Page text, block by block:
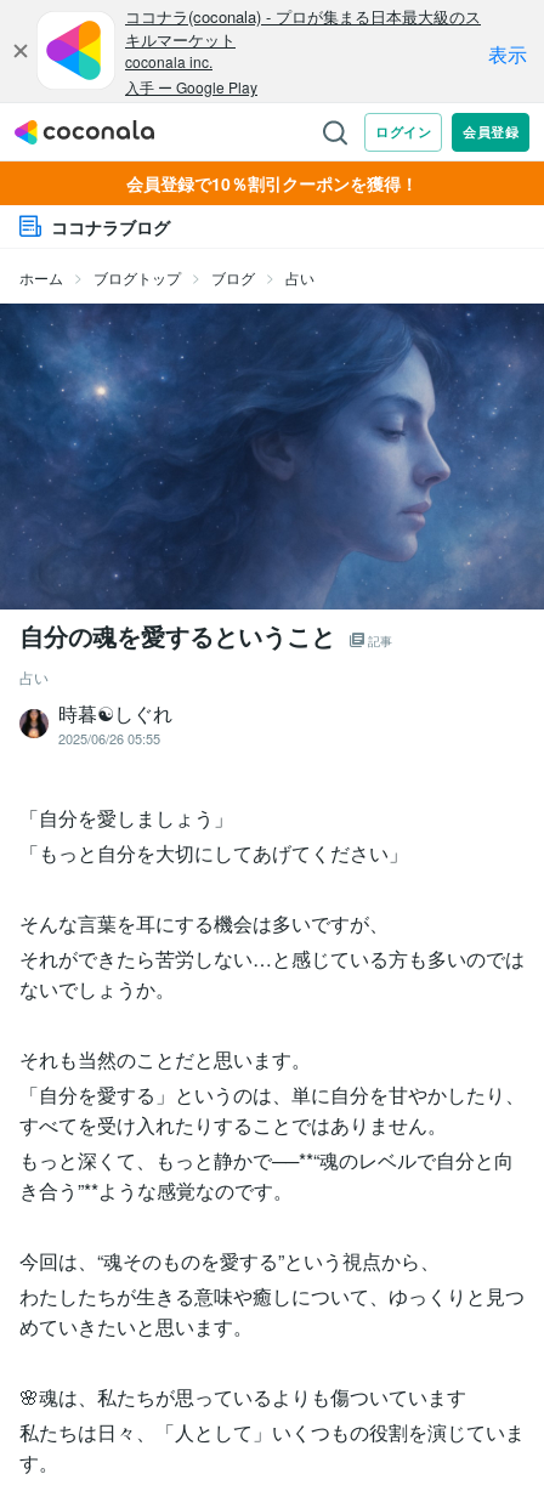
会員登録で10％割引クーポンを獲得！
ココナラブログ
ホーム ブログトップ ブログ 占い
自分の魂を愛するということ 記事
占い
時暮☯しぐれ
2025/06/26 05:55
「自分を愛しましょう」
「もっと自分を大切にしてあげてください」
そんな言葉を耳にする機会は多いですが、
それができたら苦労しない…と感じている方も多いのでは
ないでしょうか。
それも当然のことだと思います。
「自分を愛する」というのは、単に自分を甘やかしたり、
すべてを受け入れたりすることではありません。
もっと深くて、もっと静かで──**“魂のレベルで自分と向
き合う”**ような感覚なのです。
今回は、“魂そのものを愛する”という視点から、
わたしたちが生きる意味や癒しについて、ゆっくりと見つ
めていきたいと思います。
🌸魂は、私たちが思っているよりも傷ついています
私たちは日々、「人として」いくつもの役割を演じていま
す。